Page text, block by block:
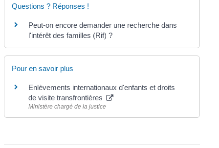
Questions ? Réponses !
Peut-on encore demander une recherche dans
l'intérêt des familles (Rif) ?
Pour en savoir plus
Enlèvements internationaux d'enfants et droits
de visite transfrontières
Ministère chargé de la justice